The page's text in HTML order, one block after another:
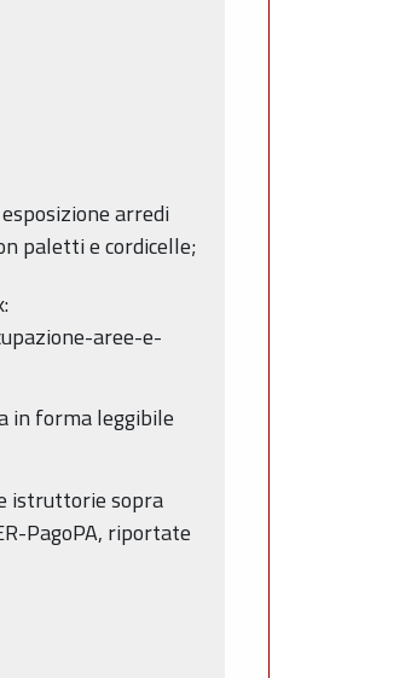
arredi
paletti e cordicelle;
aree-e-
in forma leggibile
istruttorie sopra
PagoPA, riportate